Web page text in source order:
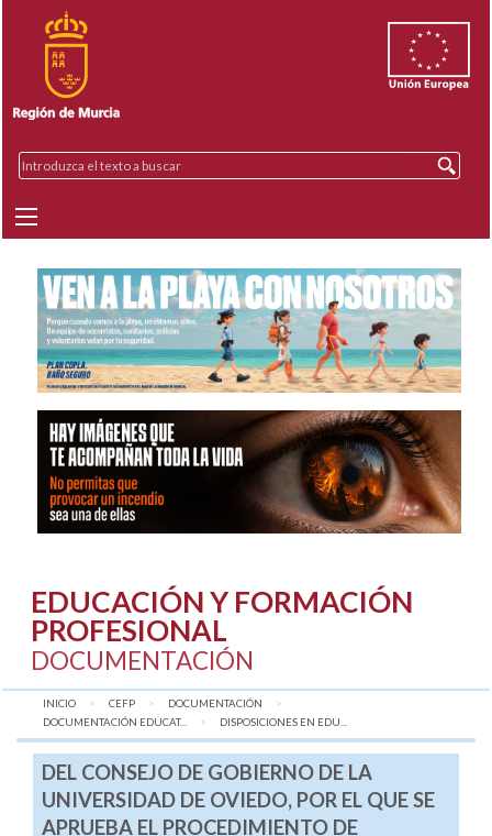
EDUCACIÓN Y FORMACIÓN
PROFESIONAL
DOCUMENTACIÓN
INICIO CEFP
DOCUMENTACIÓN
DOCUMENTACIÓN EDUCAT...
AQUÍ:
DISPOSICIONES EN EDU...
DEL CONSEJO DE GOBIERNO DE LA
UNIVERSIDAD DE OVIEDO, POR EL QUE SE
APRUEBA EL PROCEDIMIENTO DE